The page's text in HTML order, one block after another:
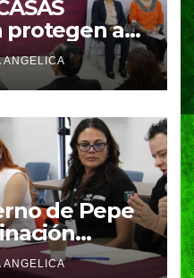
protegen a
atención
ANGELICA
de Pepe
“Tláloc”
ANGELICA